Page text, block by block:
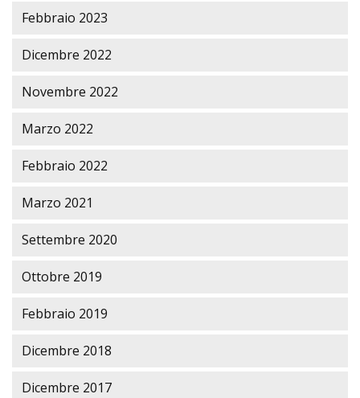
Febbraio 2023
Dicembre 2022
Novembre 2022
Marzo 2022
Febbraio 2022
Marzo 2021
Settembre 2020
Ottobre 2019
Febbraio 2019
Dicembre 2018
Dicembre 2017